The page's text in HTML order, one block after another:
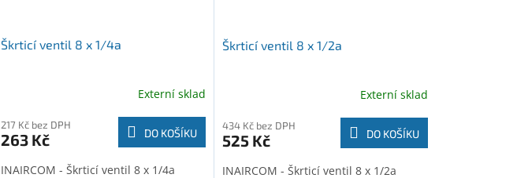
Škrticí ventil 8 x 1/4a
Externí sklad
217 Kč bez DPH
263 Kč DO KOŠÍKU
INAIRCOM - Škrticí ventil 8 x 1/4a
Škrticí ventil 8 x 1/2a
Externí sklad
434 Kč bez DPH
525 Kč DO KOŠÍKU
INAIRCOM - Škrticí ventil 8 x 1/2a